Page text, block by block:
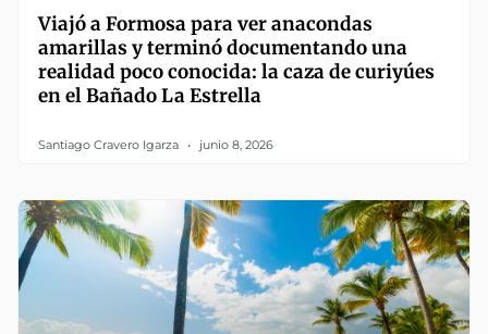
Viajó a Formosa para ver anacondas
amarillas y terminó documentando una
realidad poco conocida: la caza de curiyúes
en el Bañado La Estrella
Santiago Cravero Igarza junio 8, 2026